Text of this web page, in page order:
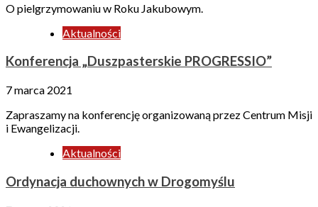
O pielgrzymowaniu w Roku Jakubowym.
Aktualności
Konferencja „Duszpasterskie PROGRESSIO”
7 marca 2021
Zapraszamy na konferencję organizowaną przez Centrum Misji
i Ewangelizacji.
Aktualności
Ordynacja duchownych w Drogomyślu